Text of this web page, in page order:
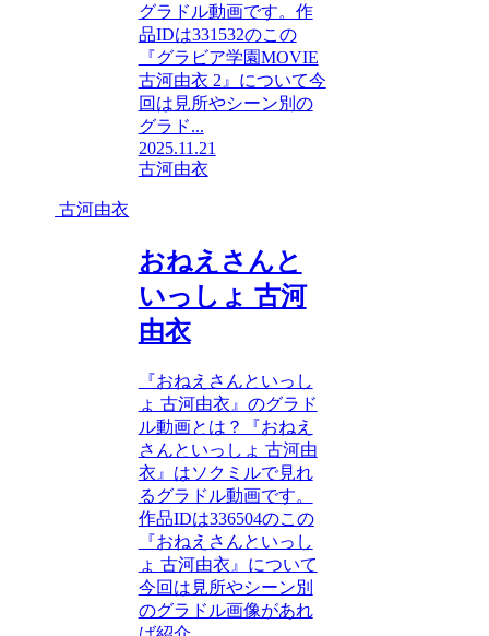
グラドル動画です。作
品IDは331532のこの
『グラビア学園MOVIE
古河由衣 2』について今
回は見所やシーン別の
グラド...
2025.11.21
古河由衣
古河由衣
おねえさんと
いっしょ 古河
由衣
『おねえさんといっし
ょ 古河由衣』のグラド
ル動画とは？『おねえ
さんといっしょ 古河由
衣』はソクミルで見れ
るグラドル動画です。
作品IDは336504のこの
『おねえさんといっし
ょ 古河由衣』について
今回は見所やシーン別
のグラドル画像があれ